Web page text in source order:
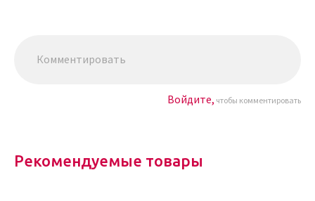
Войдите, чтобы комментировать
Рекомендуемые товары